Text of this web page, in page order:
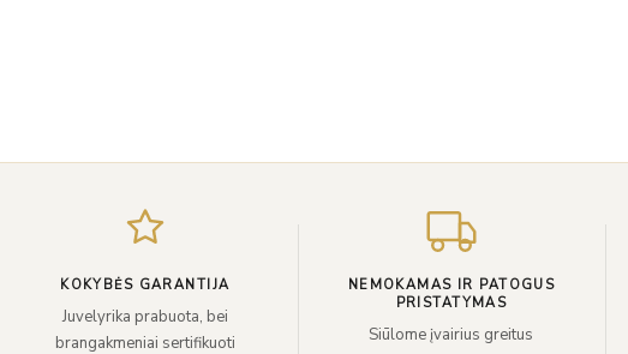
KOKYBĖS GARANTIJA
Juvelyrika prabuota, bei
brangakmeniai sertifikuoti
NEMOKAMAS IR PATOGUS
PRISTATYMAS
Siūlome įvairius greitus